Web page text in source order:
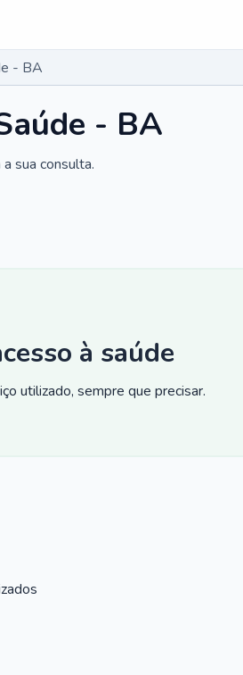
- BA
- BA
sua consulta.
à saúde
utilizado, sempre que precisar.